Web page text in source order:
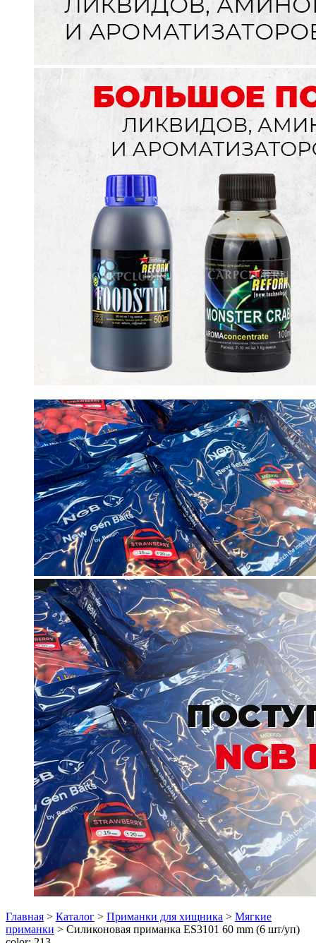
Главная > Каталог > Приманки для хищника > Мягкие
приманки > Силиконовая приманка ES3101 60 mm (6 шт/уп)